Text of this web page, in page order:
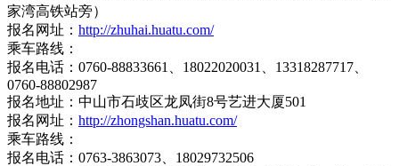
家湾高铁站旁）
报名网址： http://zhuhai.huatu.com/
乘车路线：
报名电话：0760-88833661、18022020031、13318287717、
0760-88802987
报名地址：中山市石歧区龙凤街8号艺进大厦501
报名网址： http://zhongshan.huatu.com/
乘车路线：
报名电话：0763-3863073、18029732506